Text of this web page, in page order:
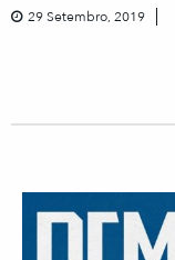
29 Setembro, 2019